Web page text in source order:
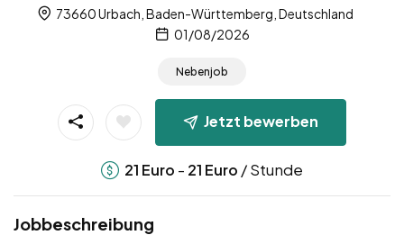
73660 Urbach, Baden-Württemberg, Deutschland
01/08/2026
Nebenjob
Jetzt bewerben
21 Euro - 21 Euro / Stunde
Jobbeschreibung